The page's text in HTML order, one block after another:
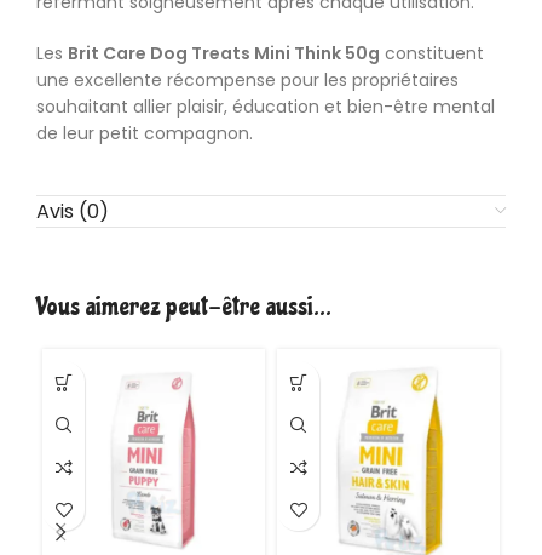
Les Brit Care Dog Treats Mini Think 50g constituent
une excellente récompense pour les propriétaires
souhaitant allier plaisir, éducation et bien-être mental
de leur petit compagnon.
Avis (0)
Vous aimerez peut-être aussi…